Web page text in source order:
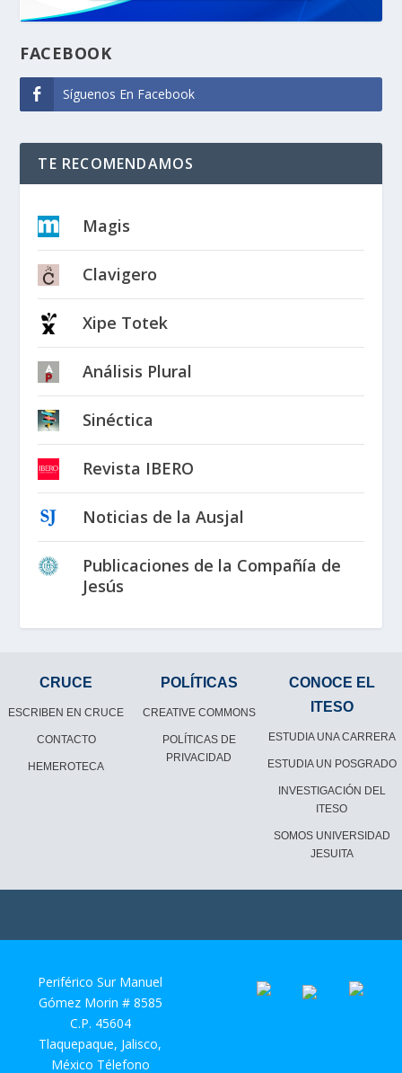
FACEBOOK
Síguenos En Facebook
TE RECOMENDAMOS
Magis
Clavigero
Xipe Totek
Análisis Plural
Sinéctica
Revista IBERO
Noticias de la Ausjal
Publicaciones de la Compañía de
Jesús
CRUCE
ESCRIBEN EN CRUCE
CONTACTO
HEMEROTECA
POLÍTICAS
CREATIVE COMMONS
POLÍTICAS DE
PRIVACIDAD
CONOCE EL
ITESO
ESTUDIA UNA CARRERA
ESTUDIA UN POSGRADO
INVESTIGACIÓN DEL
ITESO
SOMOS UNIVERSIDAD
JESUITA
Periférico Sur Manuel
Gómez Morin # 8585
C.P. 45604
Tlaquepaque, Jalisco,
México Télefono